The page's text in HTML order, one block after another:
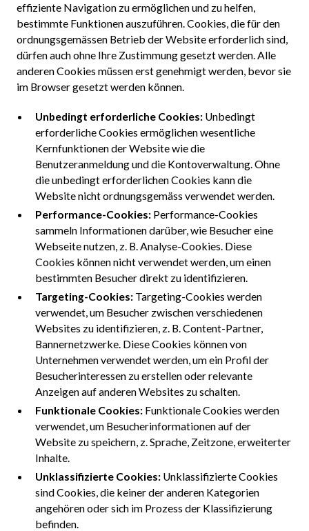
effiziente Navigation zu ermöglichen und zu helfen,
bestimmte Funktionen auszuführen. Cookies, die für den
ordnungsgemässen Betrieb der Website erforderlich sind,
dürfen auch ohne Ihre Zustimmung gesetzt werden. Alle
anderen Cookies müssen erst genehmigt werden, bevor sie
im Browser gesetzt werden können.
Unbedingt erforderliche Cookies: Unbedingt
erforderliche Cookies ermöglichen wesentliche
Kernfunktionen der Website wie die
Benutzeranmeldung und die Kontoverwaltung. Ohne
die unbedingt erforderlichen Cookies kann die
Website nicht ordnungsgemäss verwendet werden.
Performance-Cookies: Performance-Cookies
sammeln Informationen darüber, wie Besucher eine
Webseite nutzen, z. B. Analyse-Cookies. Diese
Cookies können nicht verwendet werden, um einen
bestimmten Besucher direkt zu identifizieren.
Targeting-Cookies: Targeting-Cookies werden
verwendet, um Besucher zwischen verschiedenen
Websites zu identifizieren, z. B. Content-Partner,
Bannernetzwerke. Diese Cookies können von
Unternehmen verwendet werden, um ein Profil der
Besucherinteressen zu erstellen oder relevante
Anzeigen auf anderen Websites zu schalten.
Funktionale Cookies: Funktionale Cookies werden
verwendet, um Besucherinformationen auf der
Website zu speichern, z. Sprache, Zeitzone, erweiterter
Inhalte.
Unklassifizierte Cookies: Unklassifizierte Cookies
sind Cookies, die keiner der anderen Kategorien
angehören oder sich im Prozess der Klassifizierung
befinden.